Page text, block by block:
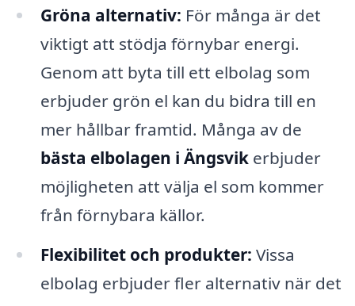
Gröna alternativ: För många är det
viktigt att stödja förnybar energi.
Genom att byta till ett elbolag som
erbjuder grön el kan du bidra till en
mer hållbar framtid. Många av de
bästa elbolagen i Ängsvikerbjuder
möjligheten att välja el som kommer
från förnybara källor.
Flexibilitet och produkter: Vissa
elbolag erbjuder fler alternativ när det